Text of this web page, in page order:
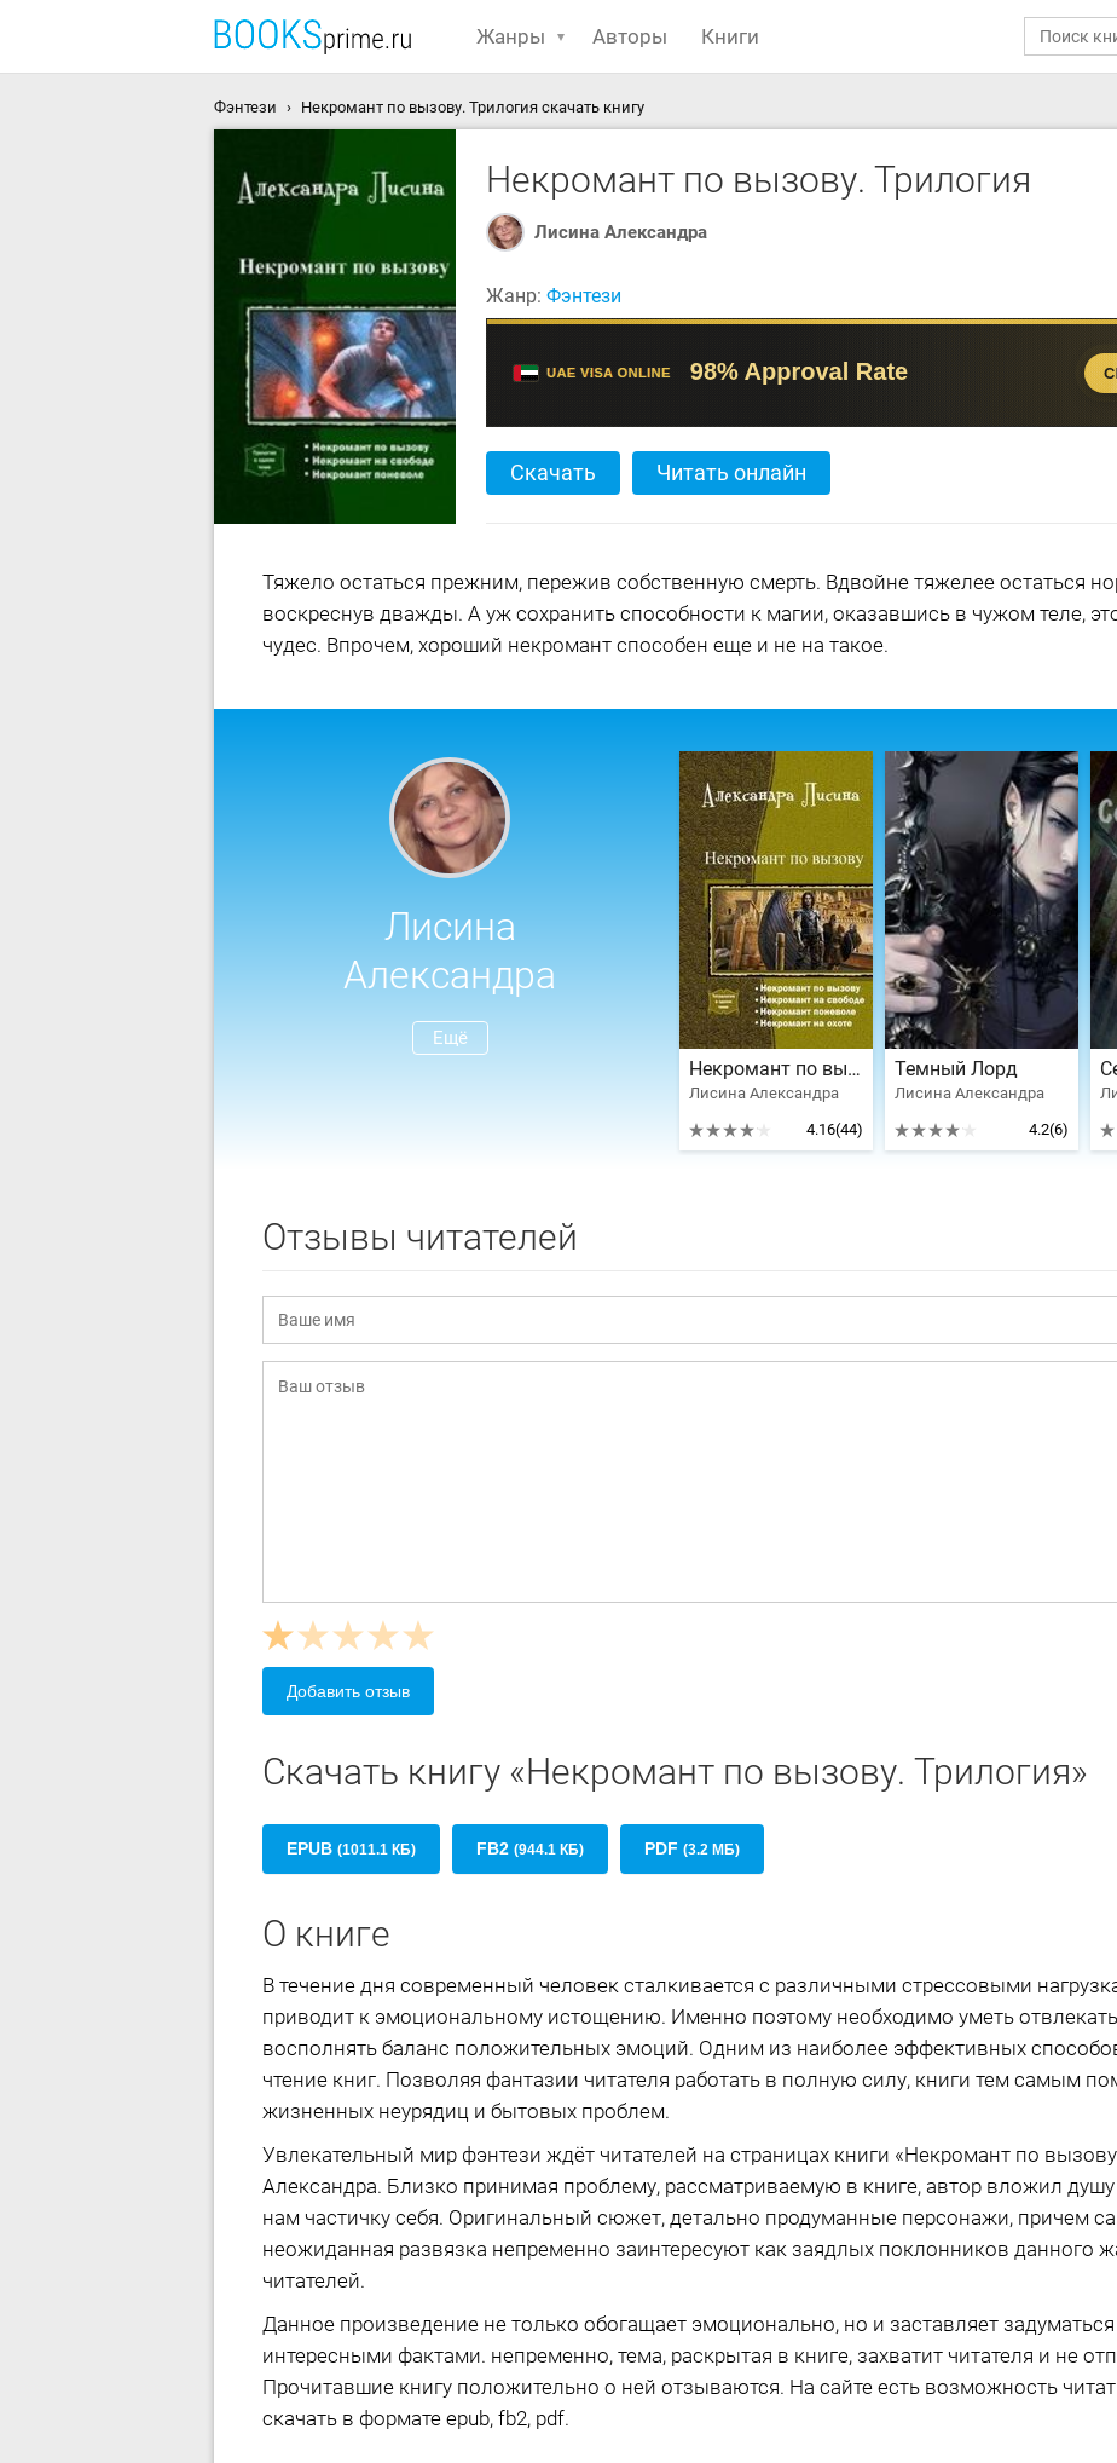
Жанры Авторы Книги
Фэнтези Некромант по вызову. Трилогия скачать книгу
Некромант по вызову. Трилогия
Лисина Александра
Жанр: Фэнтези
Скачать Читать онлайн
Тяжело остаться прежним, пережив собственную смерть. Вдвойне тяжелее остаться
воскреснув дважды. А уж сохранить способности к магии, оказавшись в чужом теле,
чудес. Впрочем, хороший некромант способен еще и не на такое.
Лисина
Александра
Ещё
Некромант по вызову. Тетралогия
Лисина Александра
4.16(44)
Темный Лорд
Лисина Александра
4.2(6)
Отзывы читателей
Добавить отзыв
Скачать книгу «Некромант по вызову. Трилогия»
EPUB (1011.1 КБ) FB2 (944.1 КБ) PDF (3.2 МБ)
О книге
В течение дня современный человек сталкивается с различными стрессовыми
приводит к эмоциональному истощению. Именно поэтому необходимо уметь
восполнять баланс положительных эмоций. Одним из наиболее эффективных
чтение книг. Позволяя фантазии читателя работать в полную силу, книги тем самым
жизненных неурядиц и бытовых проблем.
Увлекательный мир фэнтези ждёт читателей на страницах книги «Некромант по
Александра. Близко принимая проблему, рассматриваемую в книге, автор вложил душу
нам частичку себя. Оригинальный сюжет, детально продуманные персонажи, причем
неожиданная развязка непременно заинтересуют как заядлых поклонников данного
читателей.
Данное произведение не только обогащает эмоционально, но и заставляет
интересными фактами. непременно, тема, раскрытая в книге, захватит читателя и не
Прочитавшие книгу положительно о ней отзываются. На сайте есть возможность
скачать в формате epub, fb2, pdf.